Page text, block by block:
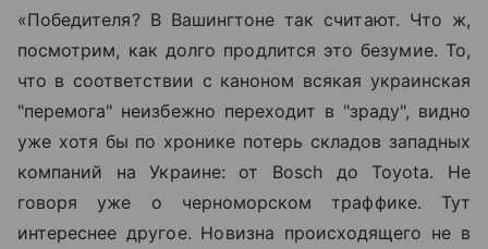
«Победителя? В Вашингтоне так считают. Что ж,
посмотрим, как долго продлится это безумие. То,
что в соответствии с каноном всякая украинская
"перемога" неизбежно переходит в "зраду", видно
уже хотя бы по хронике потерь складов западных
компаний на Украине: от Bosch до Toyota. Не
говоря уже о черноморском траффике. Тут
интереснее другое. Новизна происходящего не в